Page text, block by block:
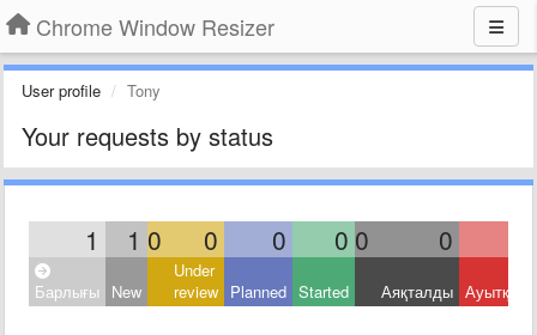
Chrome Window Resizer
User profile Tony
Your requests by status
1 1 0 0 0 0 0 0
Барлығы New
Under
review Planned Started Аяқталды